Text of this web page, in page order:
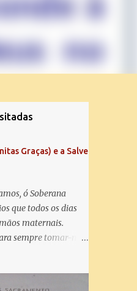
Graças) e a Salve
ó Soberana
que todos os dias
maternais.
sempre tomar-nos
, Mãe de